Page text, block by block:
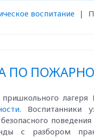
воспитание |
ПО
пришкольного
. Воспитанники
с разбором